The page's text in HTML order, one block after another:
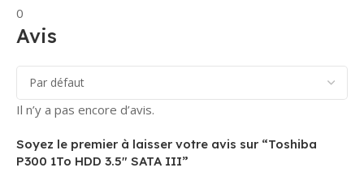
0
Avis
Il n’y a pas encore d’avis.
Soyez le premier à laisser votre avis sur “Toshiba
P300 1To HDD 3.5″ SATA III”